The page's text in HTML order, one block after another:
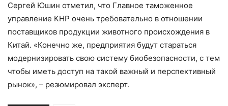
Сергей Юшин отметил, что Главное таможенное
управление КНР очень требовательно в отношении
поставщиков продукции животного происхождения в
Китай. «Конечно же, предприятия будут стараться
модернизировать свою систему биобезопасности, с тем
чтобы иметь доступ на такой важный и перспективный
рынок», – резюмировал эксперт.